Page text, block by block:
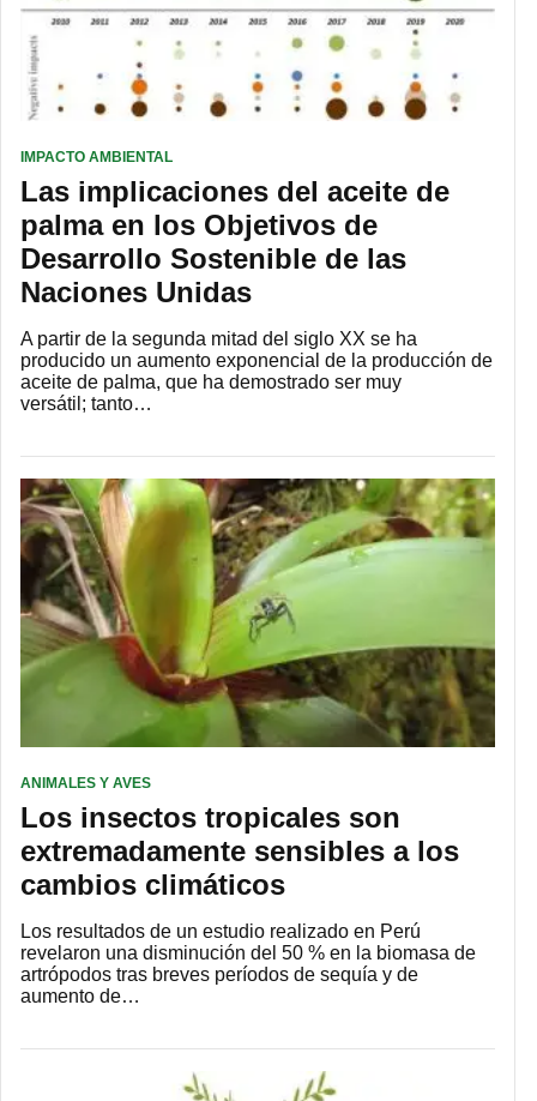
IMPACTO AMBIENTAL
Las implicaciones del aceite de
palma en los Objetivos de
Desarrollo Sostenible de las
Naciones Unidas
A partir de la segunda mitad del siglo XX se ha
producido un aumento exponencial de la producción de
aceite de palma, que ha demostrado ser muy
versátil; tanto…
ANIMALES Y AVES
Los insectos tropicales son
extremadamente sensibles a los
cambios climáticos
Los resultados de un estudio realizado en Perú
revelaron una disminución del 50 % en la biomasa de
artrópodos tras breves períodos de sequía y de
aumento de…